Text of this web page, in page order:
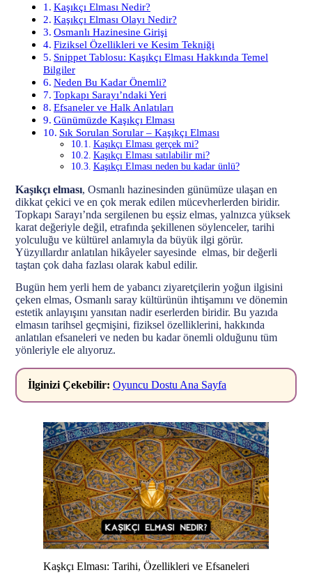
Kaşıkçı Elması Nedir?
Kaşıkçı Elması Olayı Nedir?
Osmanlı Hazinesine Girişi
Fiziksel Özellikleri ve Kesim Tekniği
Snippet Tablosu: Kaşıkçı Elması Hakkında Temel
Bilgiler
Neden Bu Kadar Önemli?
Topkapı Sarayı’ndaki Yeri
Efsaneler ve Halk Anlatıları
Günümüzde Kaşıkçı Elması
Sık Sorulan Sorular – Kaşıkçı Elması
Kaşıkçı Elması gerçek mi?
Kaşıkçı Elması satılabilir mi?
Kaşıkçı Elması neden bu kadar ünlü?
Kaşıkçı elması, Osmanlı hazinesinden günümüze ulaşan en
dikkat çekici ve en çok merak edilen mücevherlerden biridir.
Topkapı Sarayı’nda sergilenen bu eşsiz elmas, yalnızca yüksek
karat değeriyle değil, etrafında şekillenen söylenceler, tarihi
yolculuğu ve kültürel anlamıyla da büyük ilgi görür.
Yüzyıllardır anlatılan hikâyeler sayesinde elmas, bir değerli
taştan çok daha fazlası olarak kabul edilir.
Bugün hem yerli hem de yabancı ziyaretçilerin yoğun ilgisini
çeken elmas, Osmanlı saray kültürünün ihtişamını ve dönemin
estetik anlayışını yansıtan nadir eserlerden biridir. Bu yazıda
elmasın tarihsel geçmişini, fiziksel özelliklerini, hakkında
anlatılan efsaneleri ve neden bu kadar önemli olduğunu tüm
yönleriyle ele alıyoruz.
İlginizi Çekebilir: Oyuncu Dostu Ana Sayfa
Kaşkçı Elması: Tarihi, Özellikleri ve Efsaneleri